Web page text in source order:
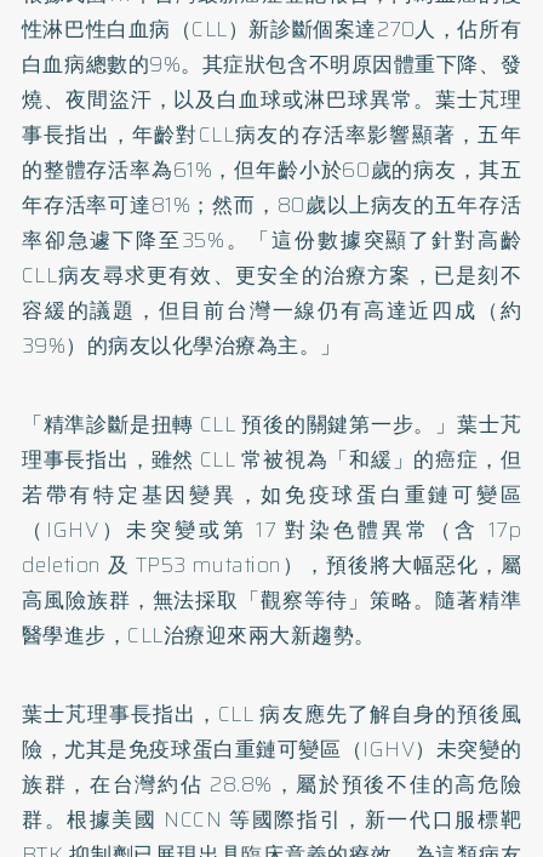
性淋巴性白血病（CLL）新診斷個案達270人，佔所有
白血病總數的9%。其症狀包含不明原因體重下降、發
燒、夜間盜汗，以及白血球或淋巴球異常。葉士芃理
事長指出，年齡對CLL病友的存活率影響顯著，五年
的整體存活率為61%，但年齡小於60歲的病友，其五
年存活率可達81%；然而，80歲以上病友的五年存活
率卻急遽下降至35%。「這份數據突顯了針對高齡
CLL病友尋求更有效、更安全的治療方案，已是刻不
容緩的議題，但目前台灣一線仍有高達近四成（約
39%）的病友以化學治療為主。」
「精準診斷是扭轉 CLL 預後的關鍵第一步。」葉士芃
理事長指出，雖然 CLL 常被視為「和緩」的癌症，但
若帶有特定基因變異，如免疫球蛋白重鏈可變區
（IGHV）未突變或第 17 對染色體異常（含 17p
deletion 及 TP53 mutation），預後將大幅惡化，屬
高風險族群，無法採取「觀察等待」策略。隨著精準
醫學進步，CLL治療迎來兩大新趨勢。
葉士芃理事長指出，CLL 病友應先了解自身的預後風
險，尤其是免疫球蛋白重鏈可變區（IGHV）未突變的
族群，在台灣約佔 28.8%，屬於預後不佳的高危險
群。根據美國 NCCN 等國際指引，新一代口服標靶